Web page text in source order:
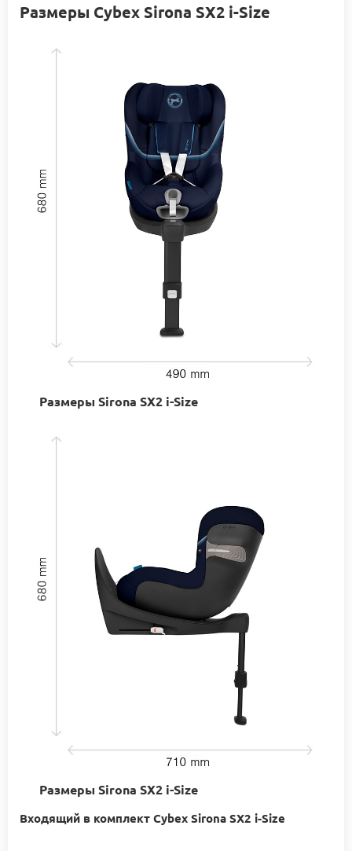
Размеры Cybex Sirona SX2 i-Size
Размеры Sirona SX2 i-Size
Размеры Sirona SX2 i-Size
Входящий в комплект Cybex Sirona SX2 i-Size